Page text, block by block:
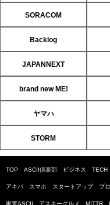
SORACOM
Backlog
JAPANNEXT
brand new ME!
ヤマハ
STORM
TOP ASCII倶楽部 ビジネス TECH
アキバ スマホ スタートアップ プ